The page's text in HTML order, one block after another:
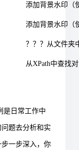
添加背景水印（
添加背景水印（
？？？从文件夹
从XPath中查找
是日常工作中
题去分析和实
一步深入，你